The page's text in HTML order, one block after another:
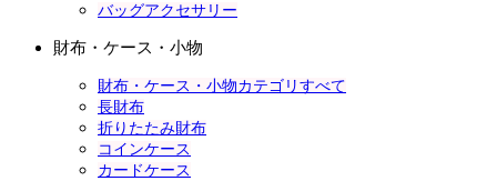
バッグアクセサリー
財布・ケース・小物
財布・ケース・小物カテゴリすべて
長財布
折りたたみ財布
コインケース
カードケース